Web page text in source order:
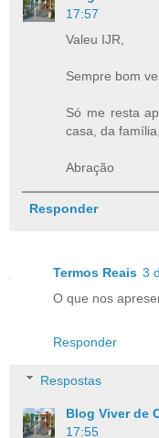
17:57
Valeu IJR,
Sempre bom
Só me resta
casa, da
Abração
Responder
Termos Reais 3
O que nos
Responder
Respostas
Blog Viver de
17:55